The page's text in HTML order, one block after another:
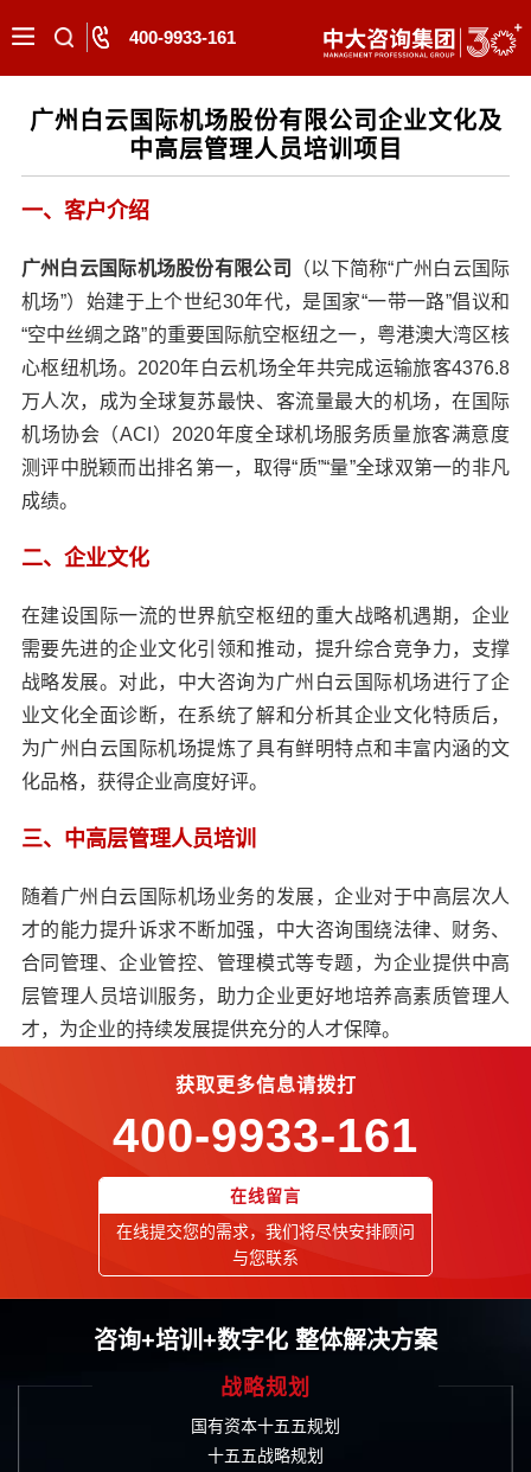
400-9933-161
广州白云国际机场股份有限公司企业文化及
中高层管理人员培训项目
一、客户介绍
广州白云国际机场股份有限公司
（以下简称“广州白云国际
机场”） 始建于上个世纪30年代，是国家“一带一路”倡议和
“空中丝绸之路”的重要国际航空枢纽之一，粤港澳大湾区核
心枢纽机场。2020年白云机场全年共完成运输旅客4376.8
万人次，成为全球复苏最快、客流量最大的机场，在国 际
机场协会（ACI）2020年度全球机场服务质量旅客满意度
测评中脱颖而出排名第一，取得“质”“量”全球双第一的非凡
成绩。
二、企业文化
在建设国际一流的世界航空枢纽的重大战略机遇期，企业
需要先进的企业文化引领和推动，提升综合竞争力，支撑
战略发展。对此，中大咨询为广州白云国际机场进行了企
业文化全面诊断，在系统了解和分析其企业文化特质后，
为广州白云国际机场提炼了具有鲜明特点和丰富内涵的文
化品格，获得企业高度好评。
三、中高层管理人员培训
随着广州白云国际机场业务的发展，企业对于中高层次人
才的能力提升诉求不断加强，中大咨询围绕法律、财务、
合同管理、企业管控、管理模式等专题，为企业提供中高
层管理人员培训服务，助力企业更好地培养高素质管理人
才，为企业的持续发展提供充分的人才保障。
获取更多信息请拨打
400-9933-161
在线留言
在线提交您的需求，我们将尽快安排顾问
与您联系
咨询+培训+数字化 整体解决方案
战略规划
国有资本十五五规划
十五五战略规划